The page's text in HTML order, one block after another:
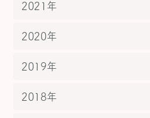
2021年
2020年
2019年
2018年